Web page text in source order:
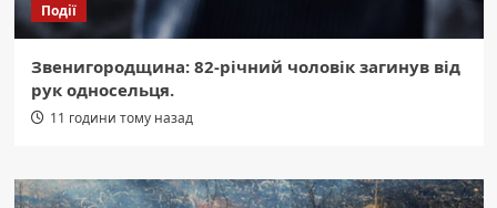
Події
Звенигородщина: 82-річний чоловік загинув від
рук односельця.
11 години тому назад